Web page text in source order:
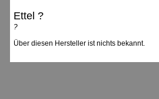
Ettel ?
?
Über diesen Hersteller ist nichts bekannt.